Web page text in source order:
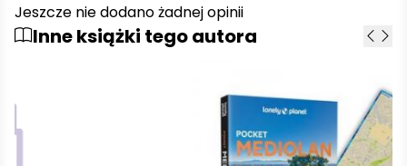
Jeszcze nie dodano żadnej opinii
Inne książki tego autora